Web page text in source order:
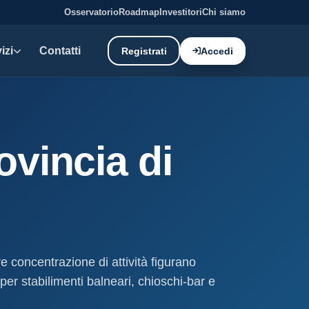
OsservatorioRoadmap InvestitoriChi siamo
e canoni del demanio
aggiornati mensilmente.
Contatti Registrati Accedi
di
concentrazione di attività figurano
stabilimenti balneari, chioschi-bar e